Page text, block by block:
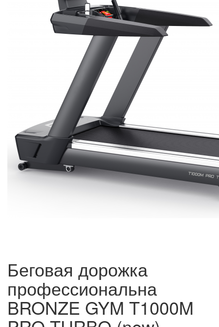
Беговая дорожка
профессиональна
BRONZE GYM T1000M